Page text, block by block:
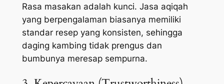
Rasa masakan adalah kunci. Jasa aqiqah
yang berpengalaman biasanya memiliki
standar resep yang konsisten, sehingga
daging kambing tidak prengus dan
bumbunya meresap sempurna.